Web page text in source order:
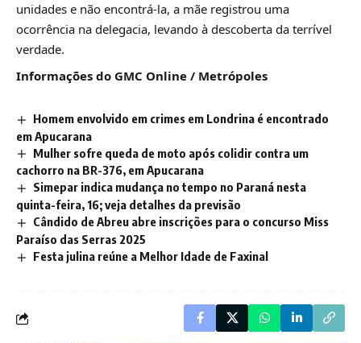
unidades e não encontrá-la, a mãe registrou uma
ocorrência na delegacia, levando à descoberta da terrível
verdade.
Informações do GMC Online / Metrópoles
Homem envolvido em crimes em Londrina é encontrado
em Apucarana
Mulher sofre queda de moto após colidir contra um
cachorro na BR-376, em Apucarana
Simepar indica mudança no tempo no Paraná nesta
quinta-feira, 16; veja detalhes da previsão
Cândido de Abreu abre inscrições para o concurso Miss
Paraíso das Serras 2025
Festa julina reúne a Melhor Idade de Faxinal